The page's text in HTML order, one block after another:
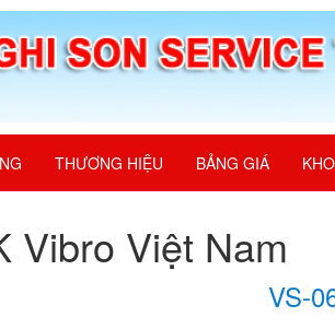
THƯƠNG HIỆU BẢNG GIÁ KHO
Vibro Việt Nam
VS-